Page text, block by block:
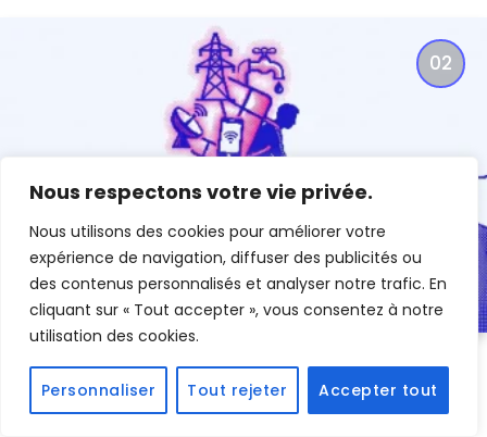
Nous respectons votre vie privée.
Nous utilisons des cookies pour améliorer votre
expérience de navigation, diffuser des publicités ou
des contenus personnalisés et analyser notre trafic. En
cliquant sur « Tout accepter », vous consentez à notre
utilisation des cookies.
Personnaliser Tout rejeter Accepter tout
ÉNERGIE 15 juillet 2026
Électricité + eau + internet : budget total pour un célibataire
en 2026